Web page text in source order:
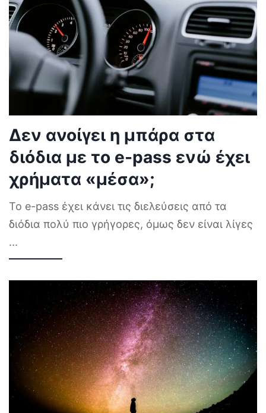
Δεν ανοίγει η μπάρα στα
διόδια με το e-pass ενώ έχει
χρήματα «μέσα»;
Το e-pass έχει κάνει τις διελεύσεις από τα
διόδια πολύ πιο γρήγορες, όμως δεν είναι λίγες
...